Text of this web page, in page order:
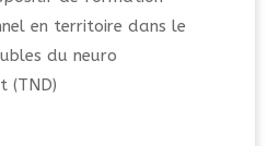
en territoire dans le
du neuro
(TND)